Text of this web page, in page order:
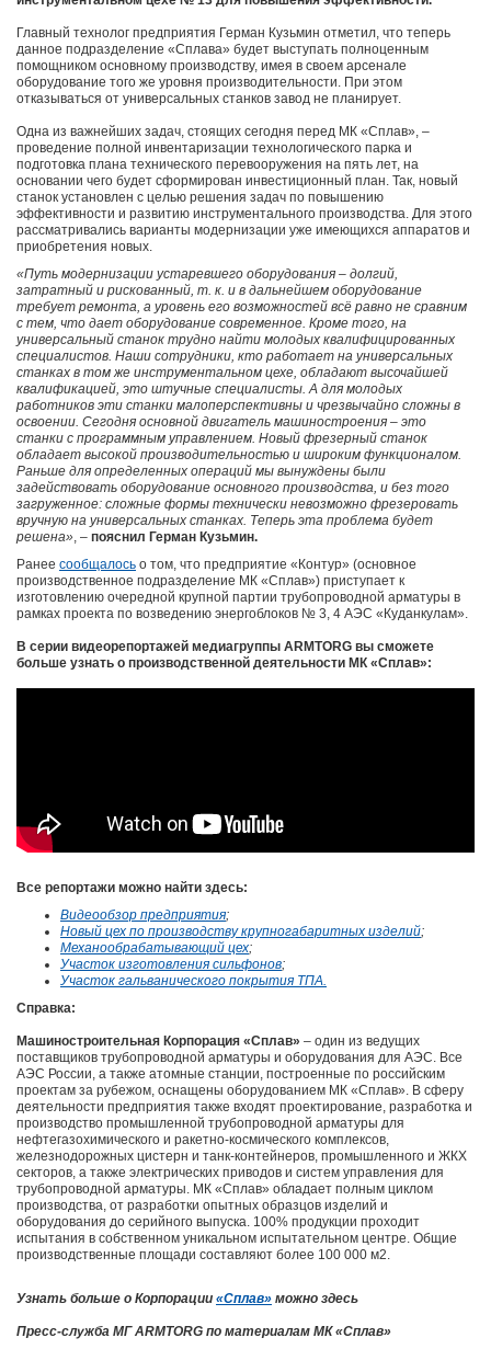
Главный технолог предприятия Герман Кузьмин отметил, что теперь
данное подразделение «Сплава» будет выступать полноценным
помощником основному производству, имея в своем арсенале
оборудование того же уровня производительности. При этом
отказываться от универсальных станков завод не планирует.
Одна из важнейших задач, стоящих сегодня перед МК «Сплав», –
проведение полной инвентаризации технологического парка и
подготовка плана технического перевооружения на пять лет, на
основании чего будет сформирован инвестиционный план. Так, новый
станок установлен с целью решения задач по повышению
эффективности и развитию инструментального производства. Для этого
рассматривались варианты модернизации уже имеющихся аппаратов и
приобретения новых.
«Путь модернизации устаревшего оборудования – долгий,
затратный и рискованный, т. к. и в дальнейшем оборудование
требует ремонта, а уровень его возможностей всё равно не сравним
с тем, что дает оборудование современное. Кроме того, на
универсальный станок трудно найти молодых квалифицированных
специалистов. Наши сотрудники, кто работает на универсальных
станках в том же инструментальном цехе, обладают высочайшей
квалификацией, это штучные специалисты. А для молодых
работников эти станки малоперспективны и чрезвычайно сложны в
освоении. Сегодня основной двигатель машиностроения – это
станки с программным управлением. Новый фрезерный станок
обладает высокой производительностью и широким функционалом.
Раньше для определенных операций мы вынуждены были
задействовать оборудование основного производства, и без того
загруженное: сложные формы технически невозможно фрезеровать
вручную на универсальных станках. Теперь эта проблема будет
решена», – пояснил Герман Кузьмин.
Ранее сообщалось о том, что предприятие «Контур» (основное
производственное подразделение МК «Сплав») приступает к
изготовлению очередной крупной партии трубопроводной арматуры в
рамках проекта по возведению энергоблоков № 3, 4 АЭС «Куданкулам».
В серии видеорепортажей медиагруппы ARMTORG вы сможете
больше узнать о производственной деятельности МК «Сплав»:
Все репортажи можно найти здесь:
Видеообзор предприятия;
Новый цех по производству крупногабаритных изделий;
Механообрабатывающий цех;
Участок изготовления сильфонов;
Участок гальванического покрытия ТПА.
Справка:
Машиностроительная Корпорация «Сплав» – один из ведущих
поставщиков трубопроводной арматуры и оборудования для АЭС. Все
АЭС России, а также атомные станции, построенные по российским
проектам за рубежом, оснащены оборудованием МК «Сплав». В сферу
деятельности предприятия также входят проектирование, разработка и
производство промышленной трубопроводной арматуры для
нефтегазохимического и ракетно-космического комплексов,
железнодорожных цистерн и танк-контейнеров, промышленного и ЖКХ
секторов, а также электрических приводов и систем управления для
трубопроводной арматуры. МК «Сплав» обладает полным циклом
производства, от разработки опытных образцов изделий и
оборудования до серийного выпуска. 100% продукции проходит
испытания в собственном уникальном испытательном центре. Общие
производственные площади составляют более 100 000 м2.
Узнать больше о Корпорации «Сплав» можно здесь
Пресс-служба МГ ARMTORG по материалам МК «Сплав»